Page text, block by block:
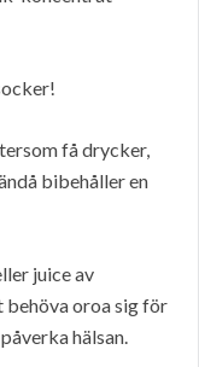
få drycker,
bibehåller en
juice av
oroa sig för
hälsan.